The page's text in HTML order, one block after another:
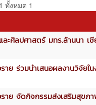
ทั้งหมด 1
ะศิลปศาสตร์ มทร.ล้านนา เ
าย ร่วมนำเสนอผลงานวิจัยใน
ราย จัดกิจกรรมส่งเสริมสุขภ